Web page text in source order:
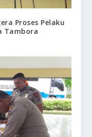
Proses Pelaku
Tambora